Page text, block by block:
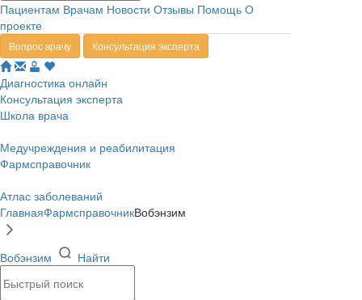
Пациентам Врачам Новости Отзывы Помощь О
проекте
Вопрос врачу Консультация эксперта
Диагностика онлайн
Консультация эксперта
Школа врача
Медучреждения и реабилитация
Фармсправочник
Атлас заболеваний
ГлавнаяФармсправочникВобэнзим
Вобэнзим Найти